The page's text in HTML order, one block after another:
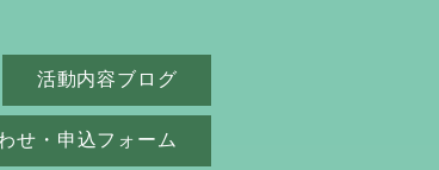
活動内容ブログ
せ・申込フォーム